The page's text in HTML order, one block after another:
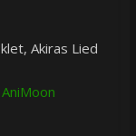
Akiras Lied